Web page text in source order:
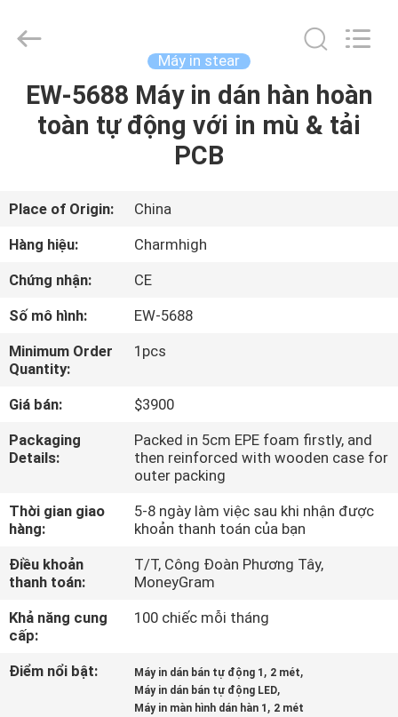
TRANG
CHỦ
SẢN
PHẨM
VỀ
CHÚNG
TÔI
CHUYẾN
THAM
QUAN
NHÀ
MÁY
KIỂM
SOÁT
2026
Máy in stear
EW-5688 Máy in dán hàn hoàn
toàn tự động với in mù & tải
PCB
Place of Origin:
China
Hàng hiệu:
Charmhigh
Chứng nhận:
CE
Số mô hình:
EW-5688
Minimum Order
Quantity:
1pcs
Giá bán:
$3900
Packaging
Details:
Packed in 5cm EPE foam firstly, and
then reinforced with wooden case for
outer packing
Thời gian giao
hàng:
5-8 ngày làm việc sau khi nhận được
khoản thanh toán của bạn
Điều khoản
thanh toán:
T/T, Công Đoàn Phương Tây,
MoneyGram
Khả năng cung
cấp:
100 chiếc mỗi tháng
Điểm nổi bật: Máy in dán bán tự động 1 , 2 mét,
Máy in dán bán tự động LED,
Máy in màn hình dán hàn 1 , 2 mét